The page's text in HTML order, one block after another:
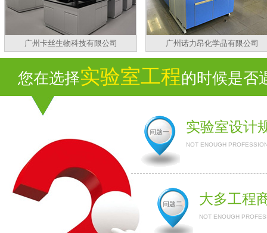
广州卡丝生物科技有限公司 广州诺力昂化学品有限公司
您在选择实验室工程的时候是否
问题一 实验室设计
NOT ENOUGH
问题二 大多工程
NOT ENOUGH